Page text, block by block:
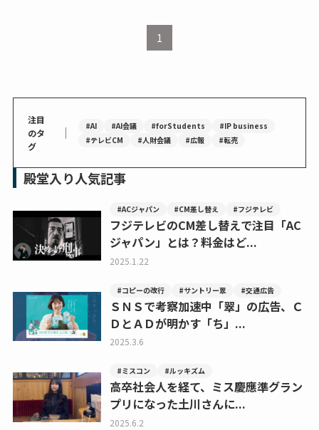
1
注目
のタ
グ
｜ #AI #AI会議 #forStudents
#IP business
#テレビCM
#人財会議 #広報 #転売
殿堂入り人気記事
#ACジャパン #CM差し替え #フジテレビ
フジテレビのCM差し替えで注目「AC
ジャパン」とは？料金はど...
2025.1.22
#コピーの改行 #サントリー翠 #交通広告
ＳＮＳで考察加速中「翠」の広告、Ｃ
ＤとＡＤが明かす「ち」...
2025.3.6
#ミスコン #ルッキズム
高卒社会人を経て、ミス慶應準グラン
プリになった土川さんに...
2025.6.2